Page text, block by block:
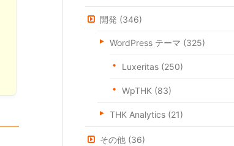
開発 (346)
WordPress テーマ (325)
Luxeritas (250)
WpTHK (83)
THK Analytics (21)
その他 (36)